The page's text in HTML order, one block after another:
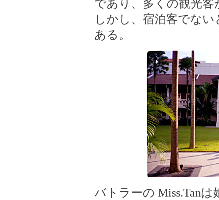
であり、多くの観光
しかし、宿泊客でな
ある。
バトラーの Miss.Tan